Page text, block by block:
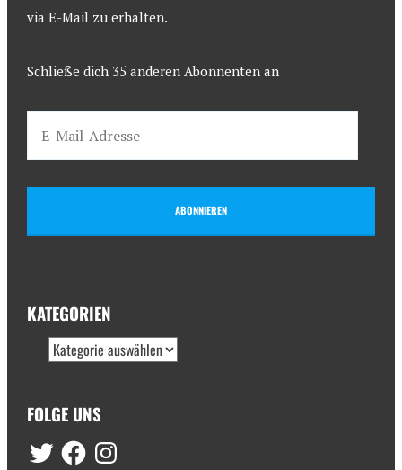
via E-Mail zu erhalten.
Schließe dich 35 anderen Abonnenten an
ABONNIEREN
KATEGORIEN
FOLGE UNS